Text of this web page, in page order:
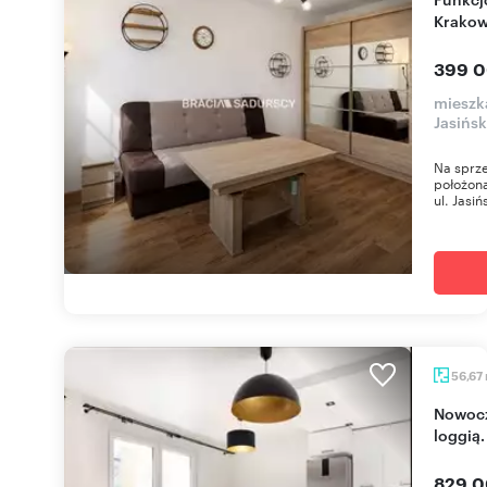
399
Na
ul.
56,67
Nowoczesne 3-pokojowe mieszkanie z dużą
loggią.